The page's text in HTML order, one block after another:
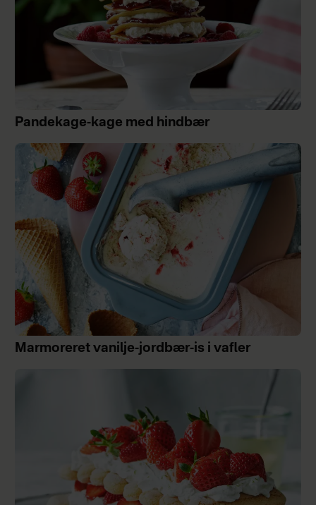
Pandekage-kage med hindbær
Marmoreret vanilje-jordbær-is i vafler